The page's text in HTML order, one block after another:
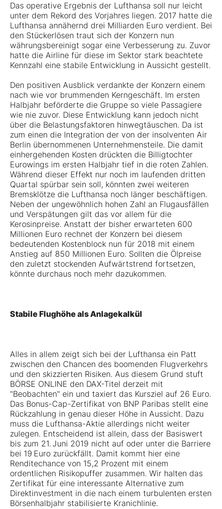
Kontakt
Das operative Ergebnis der Lufthansa soll nur leicht
unter dem Rekord des Vorjahres liegen. 2017 hatte die
Lufthansa annähernd drei Milliarden Euro verdient. Bei
den Stückerlösen traut sich der Konzern nun
währungsbereinigt sogar eine Verbesserung zu. Zuvor
hatte die Airline für diese im Sektor stark beachtete
Kennzahl eine stabile Entwicklung in Aussicht gestellt.
Den positiven Ausblick verdankte der Konzern einem
nach wie vor brummenden Kerngeschäft. Im ersten
Halbjahr beförderte die Gruppe so viele Passagiere
wie nie zuvor. Diese Entwicklung kann jedoch nicht
über die Belastungsfaktoren hinwegtäuschen. Da ist
zum einen die Integration der von der insolventen Air
Berlin übernommenen Unternehmensteile. Die damit
einhergehenden Kosten drückten die Billigtochter
Eurowings im ersten Halbjahr tief in die roten Zahlen.
Während dieser Effekt nur noch im laufenden dritten
Quartal spürbar sein soll, könnten zwei weiteren
Bremsklötze die Lufthansa noch länger beschäftigen.
Neben der ungewöhnlich hohen Zahl an Flugausfällen
und Verspätungen gilt das vor allem für die
Kerosinpreise. Anstatt der bisher erwarteten 600
Millionen Euro rechnet der Konzern bei diesem
bedeutenden Kostenblock nun für 2018 mit einem
Anstieg auf 850 Millionen Euro. Sollten die Ölpreise
den zuletzt stockenden Aufwärtstrend fortsetzen,
könnte durchaus noch mehr dazukommen.
Stabile Flughöhe als Anlagekalkül
Alles in allem zeigt sich bei der Lufthansa ein Patt
zwischen den Chancen des boomenden Flugverkehrs
und den skizzierten Risiken. Aus diesem Grund stuft
BÖRSE ONLINE den DAX-Titel derzeit mit
"Beobachten" ein und taxiert das Kursziel auf 26 Euro.
Das Bonus-Cap-Zertifikat von BNP Paribas stellt eine
Rückzahlung in genau dieser Höhe in Aussicht. Dazu
muss die Lufthansa-Aktie allerdings nicht weiter
zulegen. Entscheidend ist allein, dass der Basiswert
bis zum 21. Juni 2019 nicht auf oder unter die Barriere
bei 19 Euro zurückfällt. Damit kommt hier eine
Renditechance von 15,2 Prozent mit einem
ordentlichen Risikopuffer zusammen. Wir halten das
Zertifikat für eine interessante Alternative zum
Direktinvestment in die nach einem turbulenten ersten
Börsenhalbjahr stabilisierte Kranichlinie.